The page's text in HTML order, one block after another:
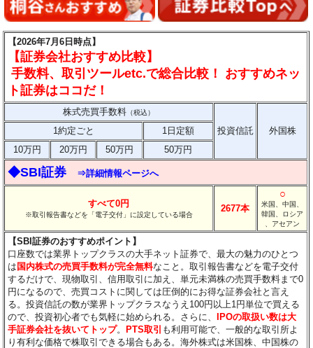
【2026年7月6日時点】
【証券会社おすすめ比較】
手数料、取引ツールetc.で総合比較！ おすすめネッ
ト証券はココだ！
株式売買手数料 （税込）
投資信託 外国株
1約定ごと
1日定額
10万円
20万円 50万円 50万円
◆SBI証券 ⇒詳細情報ページへ
すべて0円
※取引報告書などを「電子交付」に設定している場合
2677本
○
米国、中国、
韓国、ロシア
、アセアン
【SBI証券のおすすめポイント】
口座数では業界トップクラスの大手ネット証券で、最大の魅力のひとつ
は国内株式の売買手数料が完全無料なこと。取引報告書などを電子交付
するだけで、現物取引、信用取引に加え、単元未満株の売買手数料まで0
円になるので、売買コストに関しては圧倒的にお得な証券会社と言え
る。投資信託の数が業界トップクラスなうえ100円以上1円単位で買える
ので、投資初心者でも気軽に始められる。さらに、IPOの取扱い数は大
手証券会社を抜いてトップ。PTS取引 も利用可能で、一般的な取引所よ
り有利な価格で株取引できる場合もある。海外株式は米国株、中国株の